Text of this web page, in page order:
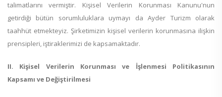
talimatlarını vermiştir. Kişisel Verilerin Korunması Kanunu'nun
getirdiği bütün sorumluluklara uymayı da Ayder Turizm olarak
taahhüt etmekteyiz. Şirketimizin kişisel verilerin korunmasına ilişkin
prensipleri, iştiraklerimizi de kapsamaktadır.
II. Kişisel Verilerin Korunması ve İşlenmesi Politikasının
Kapsamı ve Değiştirilmesi